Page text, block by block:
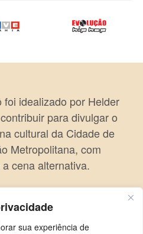
sua experiência de
idealizado por Helder
para divulgar o
cultural da Cidade de
Metropolitana, com
cena alternativa.